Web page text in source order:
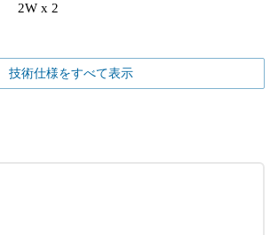
2W x 2
技術仕様をすべて表示